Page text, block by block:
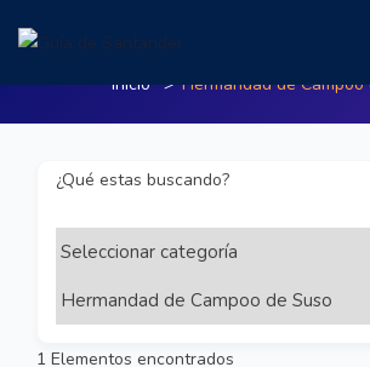
Hermandad de
Inicio Hermandad de Campoo
¿Qué estas buscando?
1 Elementos encontrados